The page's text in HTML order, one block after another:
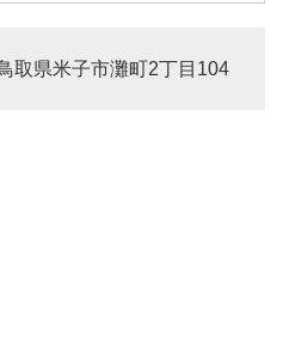
取県米子市灘町2丁目104